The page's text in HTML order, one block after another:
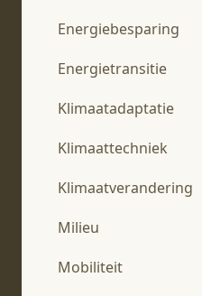
Energiebesparing
Energietransitie
Klimaatadaptatie
Klimaattechniek
Klimaatverandering
Milieu
Mobiliteit